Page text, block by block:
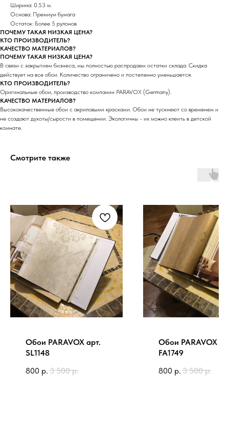
Ширина: 0.53 м.
Основа: Премиум бумага
Остаток: Более 5 рулонов
ПОЧЕМУ ТАКАЯ НИЗКАЯ ЦЕНА?
КТО ПРОИЗВОДИТЕЛЬ?
КАЧЕСТВО МАТЕРИАЛОВ?
ПОЧЕМУ ТАКАЯ НИЗКАЯ ЦЕНА?
В связи с закрытием бизнеса, мы полностью распродаем остатки склада. Скидка
действует на все обои. Количество ограничено и постепенно уменьшается.
КТО ПРОИЗВОДИТЕЛЬ?
Оригинальные обои, производство компании PARAVOX (Germany).
КАЧЕСТВО МАТЕРИАЛОВ?
Высококачественные обои с акриловыми красками. Обои не тускнеют со временем и
не создают духоты/сырости в помещении. Экологичны - их можно клеить в детской
комнате.
Смотрите также
Обои PARAVOX арт.
SL1148
800 р. 3 500 р.
Обои PARAVOX
FA1749
800 р. 3 500 р.